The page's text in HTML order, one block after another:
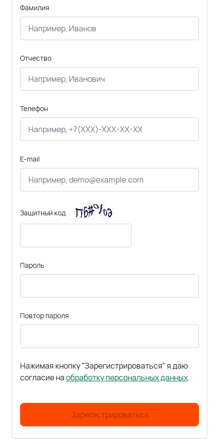
Фамилия
Отчество
Телефон
E-mail
Защитный код
Пароль
Повтор пароля
Нажимая кнопку "Зарегистрироваться" я даю
согласие наобработку персональных данных.
Зарегистрироваться